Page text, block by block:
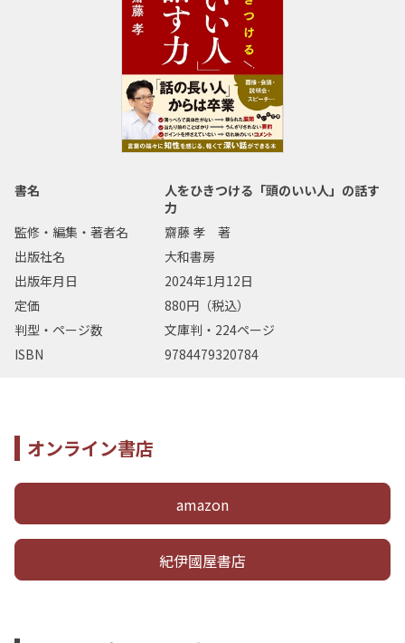
書名
人をひきつける「頭のいい人」の話す
力
監修・編集・著者名
齋藤 孝 著
出版社名
大和書房
出版年月日
2024年1月12日
定価
880円（税込）
判型・ページ数
文庫判・224ページ
ISBN
9784479320784
オンライン書店
amazon
紀伊國屋書店